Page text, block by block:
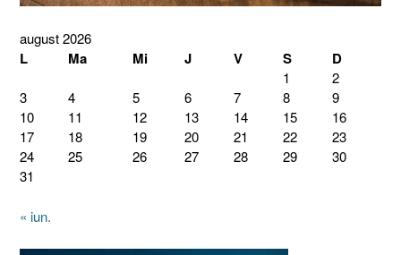
august 2026
L Ma Mi J V S D
1
2
3
4 5 6 7 8
9
10
11 12 13 14 15
16
17
18 19 20 21 22
23
24
25 26 27 28 29
30
31
« iun.